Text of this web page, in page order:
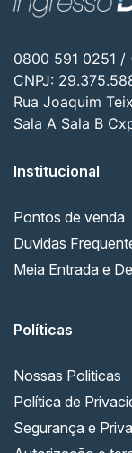
0800 591 0251 /
CNPJ:
Rua Joaquim
Sala A Sala B
Institucional
Pontos de venda
Duvidas
Meia Entrada e
Políticas
Nossas Politicas
Política de
Segurança e